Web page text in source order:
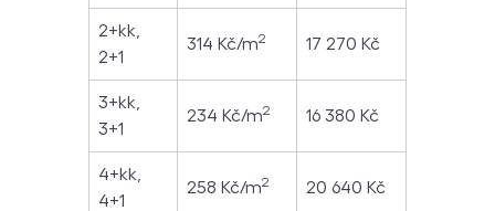
2+kk,
2+1
314 Kč/m2 17 270 Kč
3+kk,
3+1
234 Kč/m2 16 380 Kč
4+kk,
4+1
258 Kč/m2 20 640 Kč